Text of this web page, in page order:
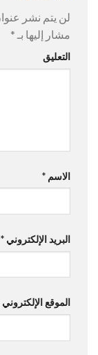
لن يتم نشر
مشار إليها بـ *
التعليق
الاسم *
البريد الإلكتروني *
الموقع الإلكتروني